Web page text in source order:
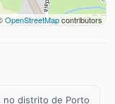
OpenStreetMapcontributors
no distrito de Porto